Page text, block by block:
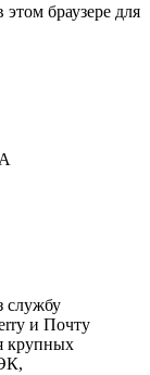
браузере для
службу
и Почту
крупных